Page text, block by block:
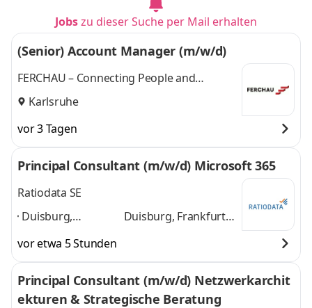
Jobszu dieser Suche per Mail erhalten
(Senior) Account Manager (m/w/d)
FERCHAU – Connecting People and
Technologies
Karlsruhe
vor 3 Tagen
Principal Consultant (m/w/d) Microsoft 365
Ratiodata SE
Duisburg,
Berlin, Kassel,
Hannover, Münster,
Weida, Koblenz,
Karlsruhe, Velburg,
Duisburg, Frankfurt
Münster, Weida,
Koblenz, Karlsruhe,
Velburgund 8 weitere
vor etwa 5 Stunden
Principal Consultant (m/w/d) Netzwerkarchit
ekturen & Strategische Beratung